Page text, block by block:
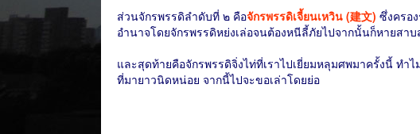
ส่วนจักรพรรดิลำดับที่ ๒ คือจักรพรรดิเจี้ยนเหวิน (建文) ซึ่งครอ
อำนาจโดยจักรพรรดิหย่งเล่อจนต้องหนีลี้ภัยไปจากนั้นก็หายสา
และสุดท้ายคือจักรพรรดิจิ่งไท่ที่เราไปเยี่ยมหลุมศพมาครั้งนี้ ทำ
ที่มายาวนิดหน่อย จากนี้ไปจะขอเล่าโดยย่อ